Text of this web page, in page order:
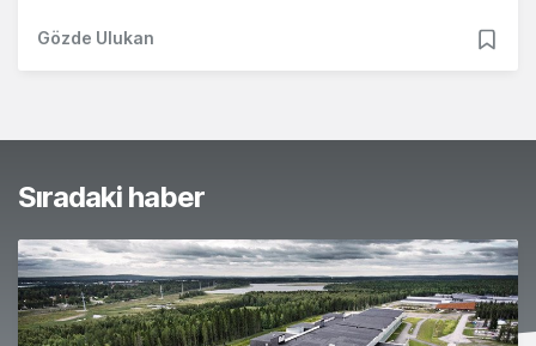
Gözde Ulukan
Sıradaki haber